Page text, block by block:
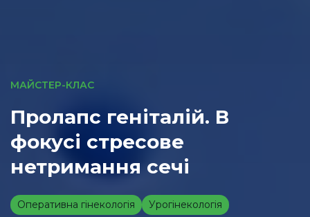
МАЙСТЕР-КЛАС
Пролапс геніталій. В
фокусі стресове
нетримання сечі
Оперативна гінекологія Урогінекологія